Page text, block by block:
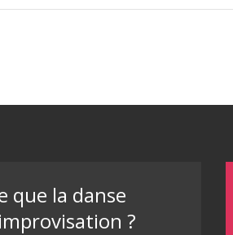
que la danse
?